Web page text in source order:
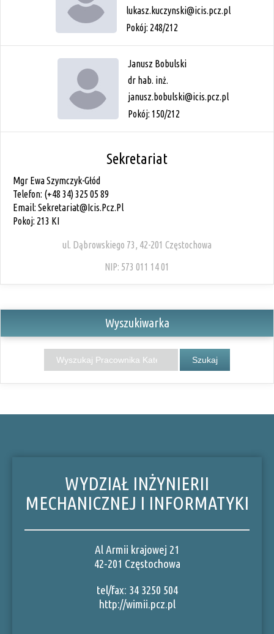
lukasz.kuczynski@icis.pcz.pl
Pokój: 248/212
Janusz Bobulski
dr hab. inż.
janusz.bobulski@icis.pcz.pl
Pokój: 150/212
Sekretariat
Mgr Ewa Szymczyk-Głód
Telefon: (+48 34) 325 05 89
Email: Sekretariat@icis.pcz.pl
Pokoj: 213 KI
ul. Dąbrowskiego 73, 42-201 Częstochowa
NIP: 573 011 14 01
Wyszukiwarka
WYDZIAŁ INŻYNIERII
MECHANICZNEJ I INFORMATYKI
Al Armii krajowej 21
42-201 Częstochowa
tel/fax: 34 3250 504
http://wimii.pcz.pl